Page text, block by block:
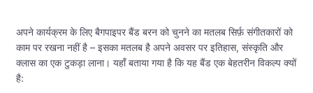
अपने कार्यक्रम के लिए बैगपाइपर बैंड बरन को चुनने का मतलब सिर्फ़ संगीतकारों को
काम पर रखना नहीं है – इसका मतलब है अपने अवसर पर इतिहास, संस्कृति और
क्लास का एक टुकड़ा लाना। यहाँ बताया गया है कि यह बैंड एक बेहतरीन विकल्प क्यों
है: